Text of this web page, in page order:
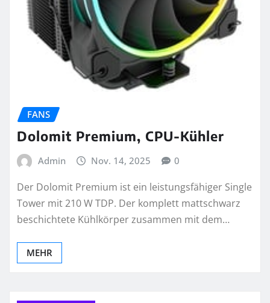
FANS
Dolomit Premium, CPU-Kühler
Admin Nov. 14, 2025 0
Der Dolomit Premium ist ein leistungsfähiger Single
Tower mit 210 W TDP. Der komplett mattschwarz
beschichtete Kühlkörper zusammen mit dem…
MEHR